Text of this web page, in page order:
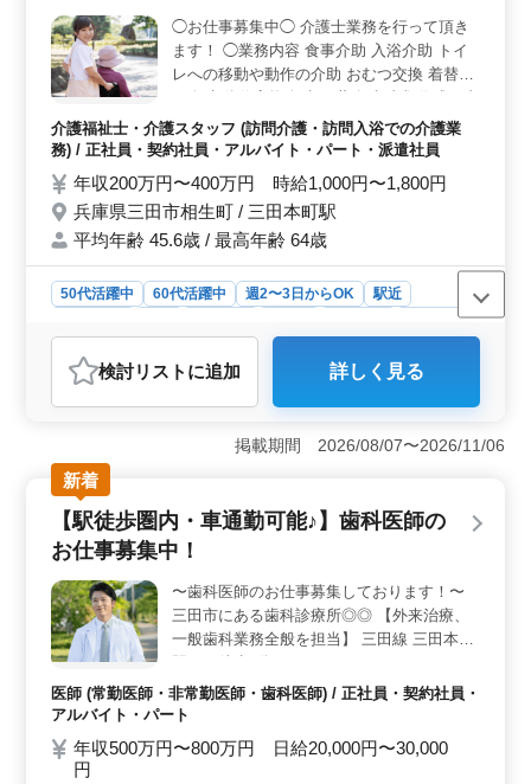
できます。 ＜安定した待遇＞ 年収200万円〜350万
円と安定した給与に加え、賞与も支給されるため、収入
面での安心感があります。社会保険完備のため、長期的
に安心して働ける職場です。福利厚生も充実しておりキ
ャリアを積みながら安定した生活が可能です。
◯お仕事募集中◯ 介護士業務を行って頂き
ます！ ◯業務内容 食事介助 入浴介助 トイ
レへの移動や動作の介助 おむつ交換 着替え
類整理 等 ◯備考 週休2日制 駅徒歩圏内 ベ
テラン経験者歓迎 年齢ではなくベテラン経
ております！
介護福祉士・介護スタッフ (訪問介護・訪問入浴での介護業
務) / 正社員・契約社員・アルバイト・パート・派遣社員
年収200万円〜400万円 時給1,000円〜1,800円
兵庫県三田市相生町 / 三田本町駅
平均年齢 45.6歳 / 最高年齢 64歳
50代活躍中 60代活躍中 週2〜3日からOK
駅近
派遣社員
介護福祉士・介護スタッフ
おすすめポイント
＜安定した勤務条件＞ 当施設では週休2日制を採用し、
従業員の健康と働きやすさを重視しています。さらに駅
徒歩圏内に位置するため交通の便も良好で通勤時間を短
縮できます。これらの条件が整うことで従業員は安心し
て働くことができ、仕事に集中することができま
す。 ＜幅広い雇用形態＞ 当施設では正社員からア
ルバイト、パート、派遣社員まで多様な雇用形態を用意
個人のスケジュールに合わせて柔軟に働くことができま
す。これによりライフスタイルに合わせた働き方が実現
できます。 ＜経験者優遇＞ 介護経験1年以上やヘル
パー2級以上の資格をお持ちの方を歓迎し、さらなるキャ
リアアップを目指す方を支援します。当施設では経験者
の方々が自身の専門知識や技術を活かし、より良いサー
ビスを提供できるよう環境を整えています。
検討リスト に追加 詳しく見る
掲載期間 2026/08/07〜2026/11/06
新着
【駅徒歩圏内・車通勤可能♪】歯科医師の
お仕事募集中！
〜歯科医師のお仕事募集しております！〜
三田市にある歯科診療所◎◎ 【外来治療、
一般歯科業務全般を担当】 三田線 三田本町
仕事内容・・ 【一般歯科/小児歯科/矯正歯科
等】 歯や歯周病の治療 予防歯科 口腔ケアや
ト・・ 訪問診療なし(一部ある場合もござい
医師 (常勤医師・非常勤医師・歯科医師) / 正社員・契約社員・
アルバイト・パート
年収500万円〜800万円 日給20,000円〜30,000
円